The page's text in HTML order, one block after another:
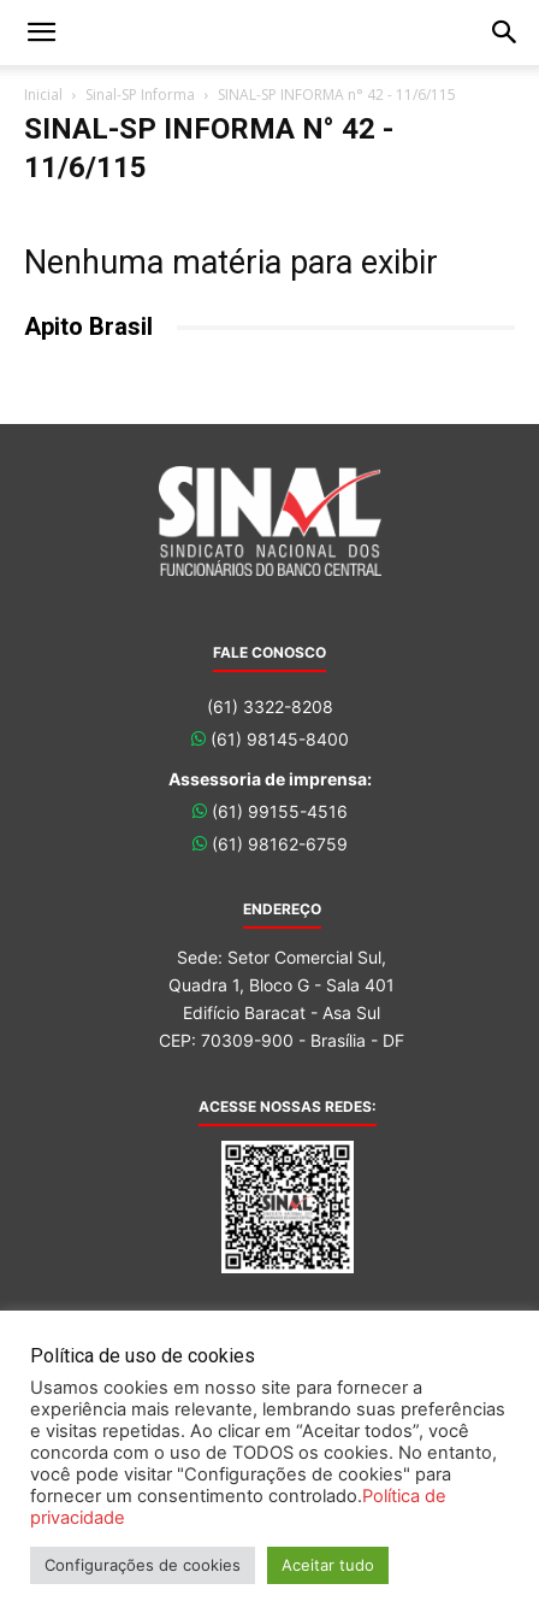
Inicial Sinal-SP Informa SINAL-SP INFORMA n° 42 - 11/6/115
SINAL-SP INFORMA N° 42 -
11/6/115
Nenhuma matéria para exibir
Apito Brasil
FALE CONOSCO
(61) 3322-8208
(61) 98145-8400
Assessoria de imprensa:
(61) 99155-4516
(61) 98162-6759
ENDEREÇO
Sede: Setor Comercial Sul,
Quadra 1, Bloco G - Sala 401
Edifício Baracat - Asa Sul
CEP: 70309-900 - Brasília - DF
ACESSE NOSSAS REDES:
Este portal obedece às prescrições da Lei Geral de Proteção de Dados.
2026 SINAL – Sindicato Nacional dos Funcionários do Banco Central.
Política de uso de cookies
Usamos cookies em nosso site para fornecer a
experiência mais relevante, lembrando suas preferências
e visitas repetidas. Ao clicar em “Aceitar todos”, você
concorda com o uso de TODOS os cookies. No entanto,
você pode visitar "Configurações de cookies" para
fornecer um consentimento controlado.Política de
privacidade
Configurações de cookies Aceitar tudo